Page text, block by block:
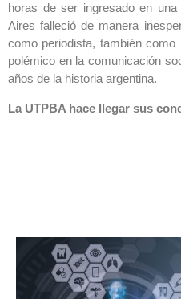
horas de ser ingresado en
Aires falleció de manera
como periodista, también
polémico en la comunicación
años de la historia argentina.
La UTPBA hace llegar sus